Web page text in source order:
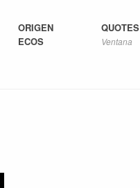
ORIGEN
ECOS
QUOTES
Ventana